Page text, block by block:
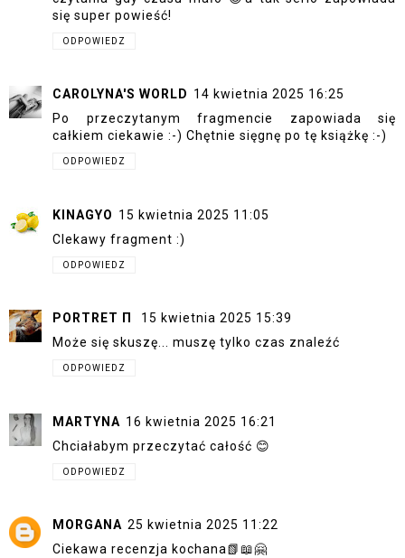
się super powieść!
ODPOWIEDZ
CAROLYNA'S WORLD 14 kwietnia 2025 16:25
Po przeczytanym fragmencie zapowiada się
całkiem ciekawie :-) Chętnie sięgnę po tę książkę :-)
ODPOWIEDZ
KINAGYO 15 kwietnia 2025 11:05
CIekawy fragment :)
ODPOWIEDZ
PORTRET Π
15 kwietnia 2025 15:39
Może się skuszę... muszę tylko czas znaleźć
ODPOWIEDZ
MARTYNA 16 kwietnia 2025 16:21
Chciałabym przeczytać całość 😊
ODPOWIEDZ
MORGANA 25 kwietnia 2025 11:22
Ciekawa recenzja kochana📗📖🤗